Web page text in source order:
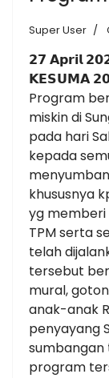
Super User
𝟮𝟳 𝗔𝗽𝗿𝗶𝗹
𝗞𝗘𝗦𝗨𝗠𝗔
Program
miskin di
pada hari
kepada
khususnya
yg memberi
TPM serta
telah
tersebut
mural,
anak-anak
penyayang
sumbangan
program